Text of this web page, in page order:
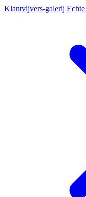
Klantvijvers-galerij